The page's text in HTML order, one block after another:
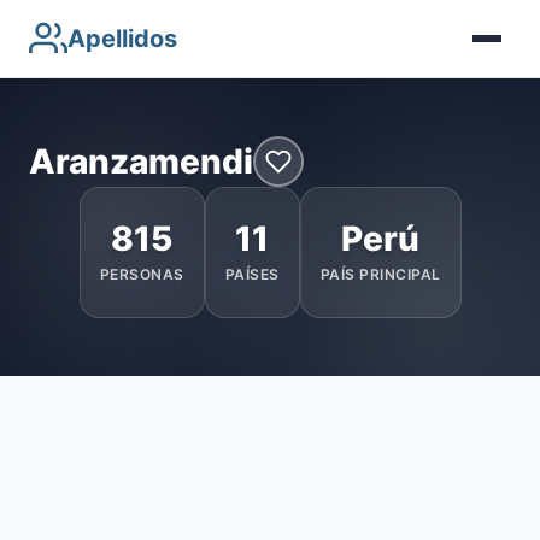
Apellidos
Aranzamendi
815
PERSONAS
11
PAÍSES
Perú
PAÍS PRINCIPAL